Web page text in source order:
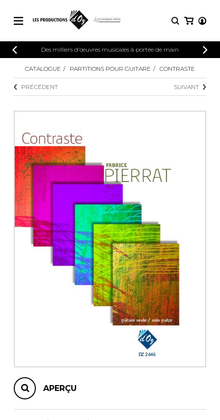
CATALOGUE
Explorez notre catalogue de partitions
riche en œuvres originales et en
arrangements de qualité.
PARTITIONS POUR GUITARE
PARTITIONS POUR AUTRES
INSTRUMENTS
PARTITIONS POUR ENSEMBLES
AUTRES PRODUITS
CONNEXION
INSCRIPTION
Des milliers d'œuvres musicales à portée de main
PARTITIONS
Méthodes
Orchestre de guitares
CATALOGUE PARTITIONS POUR GUITARE CONTRASTE
PRÉCÉDENT SUIVANT
APERÇU